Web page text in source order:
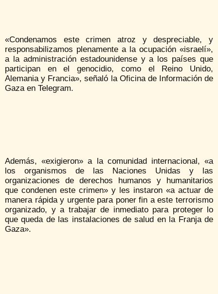
«Condenamos este crimen atroz y despreciable, y
responsabilizamos plenamente a la ocupación «israelí»,
a la administración estadounidense y a los países que
participan en el genocidio, como el Reino Unido,
Alemania y Francia», señaló la Oficina de Información de
Gaza en Telegram.
Además, «exigieron» a la comunidad internacional, «a
los organismos de las Naciones Unidas y las
organizaciones de derechos humanos y humanitarios
que condenen este crimen» y les instaron «a actuar de
manera rápida y urgente para poner fin a este terrorismo
organizado, y a trabajar de inmediato para proteger lo
que queda de las instalaciones de salud en la Franja de
Gaza».